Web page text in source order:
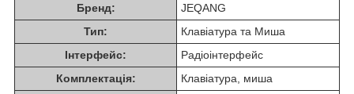
Бренд:
JEQANG
Тип:
Клавіатура та Миша
Інтерфейс:
Радіоінтерфейс
Комплектація:
Клавіатура, миша